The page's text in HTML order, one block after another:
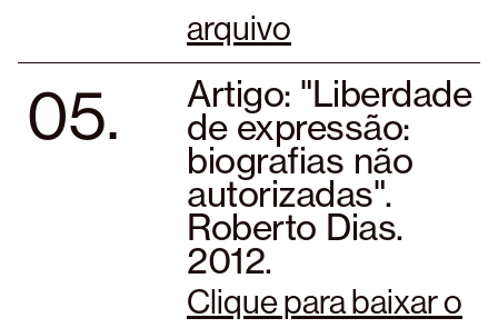
arquivo
05. Artigo: "Liberdade
de expressão:
biografias não
autorizadas".
Roberto Dias.
2012.
Clique para baixar o